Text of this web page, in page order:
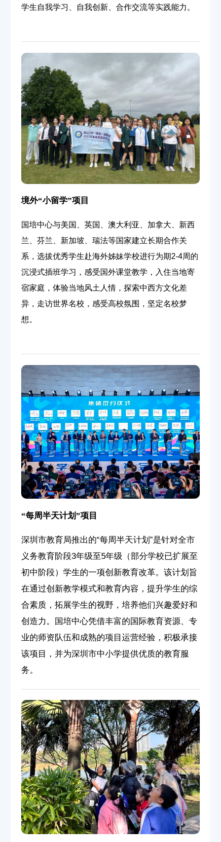
学生自我学习、自我创新、合作交流等实践能力。
境外“小留学”项目
国培中心与美国、英国、澳大利亚、加拿大、新西
兰、芬兰、新加坡、瑞法等国家建立长期合作关
系，选拔优秀学生赴海外姊妹学校进行为期2-4周的
沉浸式插班学习，感受国外课堂教学，入住当地寄
宿家庭，体验当地风土人情，探索中西方文化差
异，走访世界名校，感受高校氛围，坚定名校梦
想。
“每周半天计划”项目
深圳市教育局推出的“每周半天计划”是针对全市
义务教育阶段3年级至5年级（部分学校已扩展至
初中阶段）学生的一项创新教育改革。该计划旨
在通过创新教学模式和教育内容，提升学生的综
合素质，拓展学生的视野，培养他们兴趣爱好和
创造力。 国培中心凭借丰富的国际教育资源、专
业的师资队伍和成熟的项目运营经验，积极承接
该项目，并为深圳市中小学提供优质的教育服
务。